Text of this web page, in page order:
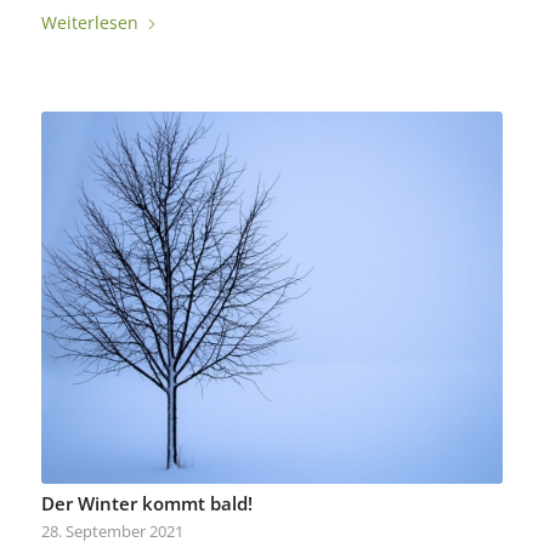
Weiterlesen
Der Winter kommt bald!
28. September 2021